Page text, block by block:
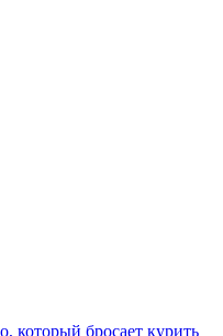
который бросает курить